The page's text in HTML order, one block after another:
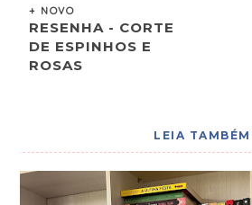
+ NOVO
RESENHA - CORTE
DE ESPINHOS E
ROSAS
LEIA TAMBÉM